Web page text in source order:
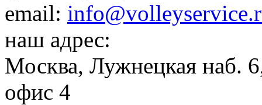
email:
наш адрес:
Москва, Лужнецкая наб.
офис 4